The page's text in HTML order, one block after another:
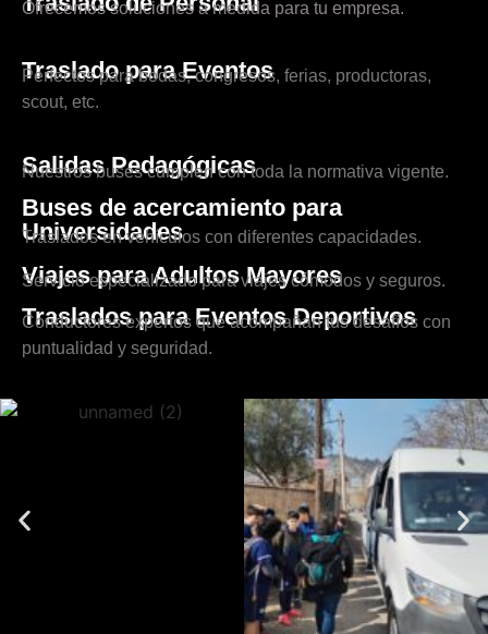
Ofrecemos soluciones a medida para tu empresa.
Traslado para Eventos
Perfectos para bodas, congresos, ferias, productoras,
scout, etc.
Salidas Pedagógicas
Nuestros buses cumplen con toda la normativa vigente.
Buses de acercamiento para
Universidades
Traslados en vehículos con diferentes capacidades.
Viajes para Adultos Mayores
Servicio especializado para viajes cómodos y seguros.
Traslados para Eventos Deportivos
Conductores expertos que acompañan tus desafíos con
puntualidad y seguridad.